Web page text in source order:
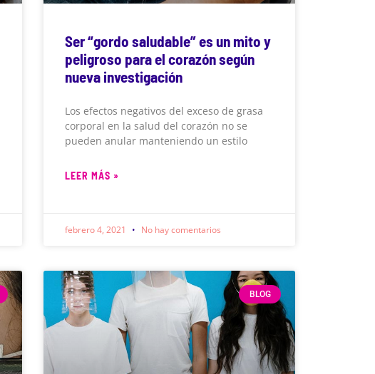
Ser “gordo saludable” es un mito y
peligroso para el corazón según
nueva investigación
Los efectos negativos del exceso de grasa
corporal en la salud del corazón no se
pueden anular manteniendo un estilo
LEER MÁS »
febrero 4, 2021 No hay comentarios
BLOG